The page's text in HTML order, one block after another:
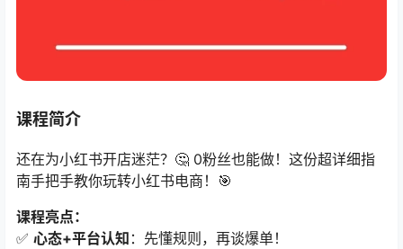
课程简介
还在为小红书开店迷茫？🤔 0粉丝也能做！这份超详细指
南手把手教你玩转小红书电商！🎯
课程亮点：​
✅ ​ 心态+平台认知 ​：先懂规则，再谈爆单！